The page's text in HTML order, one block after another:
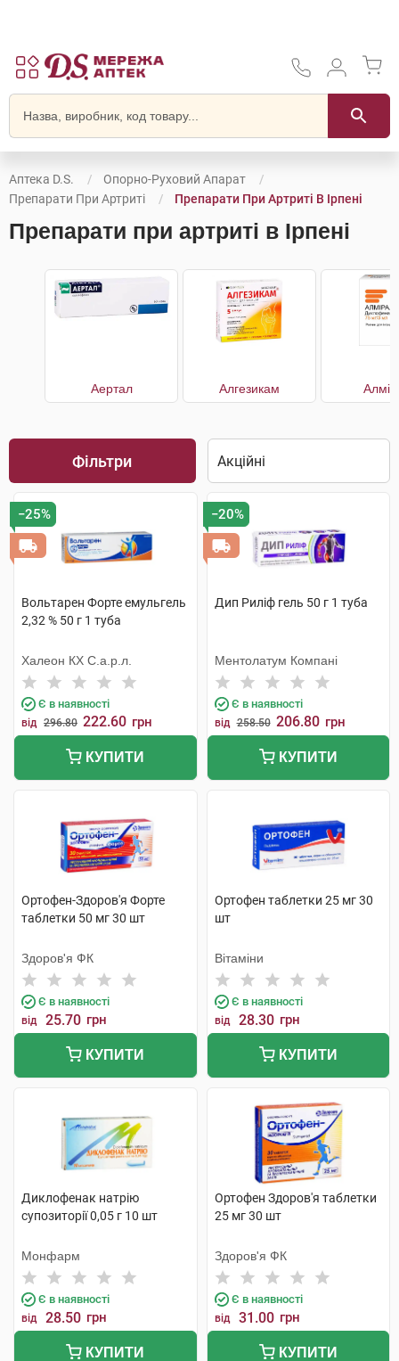
Аптека D.S.
Опорно-Руховий Апарат
Препарати При Артриті
Препарати При Артриті В Ірпені
Препарати при артриті в Ірпені
Аертал Алгезикам
Фільтри
−25%
Вольтарен Форте емульгель
2,32 % 50 г 1 туба
Халеон КХ С.а.р.л.
Є в наявності
від 296.80 222.60 грн
КУПИТИ
−20%
Дип Риліф гель 50 г 1 туба
Ментолатум Компані
Є в наявності
від 258.50 206.80 грн
КУПИТИ
Ортофен-Здоров'я Форте
таблетки 50 мг 30 шт
Здоров'я ФК
Є в наявності
від 25.70 грн
КУПИТИ
Ортофен таблетки 25 мг 30
шт
Вітаміни
Є в наявності
від 28.30 грн
КУПИТИ
Диклофенак натрію
супозиторії 0,05 г 10 шт
Монфарм
Є в наявності
від 28.50 грн
КУПИТИ
Ортофен Здоров'я таблетки
25 мг 30 шт
Здоров'я ФК
Є в наявності
від 31.00 грн
КУПИТИ